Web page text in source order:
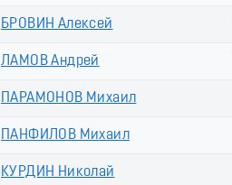
БРОВИН Алексей
ЛАМОВ Андрей
ПАРАМОНОВ Михаил
ПАНФИЛОВ Михаил
КУРДИН Николай